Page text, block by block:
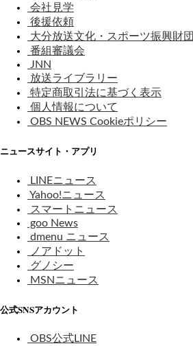
会社見学
後援依頼
大分放送文化・スポーツ振興財団
番組審議会
JNN
放送ライブラリー
特定商取引法に基づく表示
個人情報について
OBS NEWS Cookieポリシー
ニュースサイト・アプリ
LINEニュース
Yahoo!ニュース
スマートニュース
goo News
dmenu ニュース
ノアドット
グノシー
MSNニュース
公式SNSアカウント
OBS公式LINE